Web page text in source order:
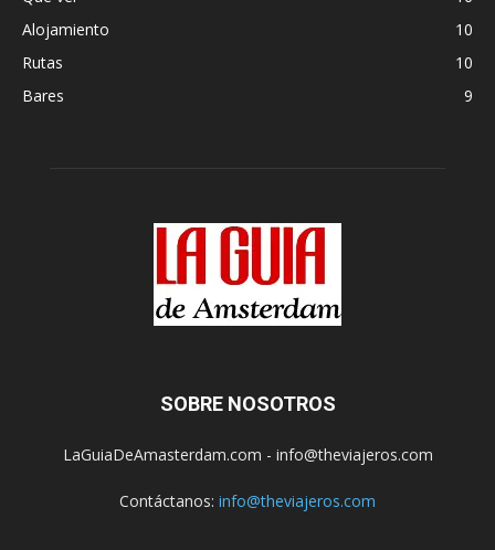
Alojamiento
10
Rutas
10
Bares
9
SOBRE NOSOTROS
LaGuiaDeAmasterdam.com - info@theviajeros.com
Contáctanos: info@theviajeros.com